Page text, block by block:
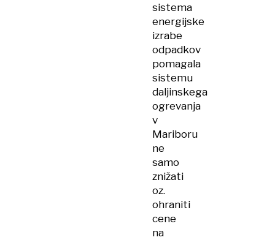
sistema
energijske
izrabe
odpadkov
pomagala
sistemu
daljinskega
ogrevanja
v
Mariboru
ne
samo
znižati
oz.
ohraniti
cene
na